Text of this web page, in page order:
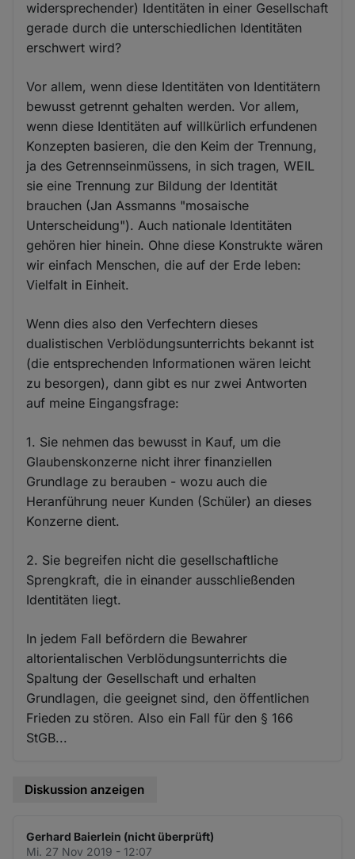
widersprechender) Identitäten in einer Gesellschaft
gerade durch die unterschiedlichen Identitäten
erschwert wird?
Vor allem, wenn diese Identitäten von Identitätern
bewusst getrennt gehalten werden. Vor allem,
wenn diese Identitäten auf willkürlich erfundenen
Konzepten basieren, die den Keim der Trennung,
ja des Getrennseinmüssens, in sich tragen, WEIL
sie eine Trennung zur Bildung der Identität
brauchen (Jan Assmanns "mosaische
Unterscheidung"). Auch nationale Identitäten
gehören hier hinein. Ohne diese Konstrukte wären
wir einfach Menschen, die auf der Erde leben:
Vielfalt in Einheit.
Wenn dies also den Verfechtern dieses
dualistischen Verblödungsunterrichts bekannt ist
(die entsprechenden Informationen wären leicht
zu besorgen), dann gibt es nur zwei Antworten
auf meine Eingangsfrage:
1. Sie nehmen das bewusst in Kauf, um die
Glaubenskonzerne nicht ihrer finanziellen
Grundlage zu berauben - wozu auch die
Heranführung neuer Kunden (Schüler) an dieses
Konzerne dient.
2. Sie begreifen nicht die gesellschaftliche
Sprengkraft, die in einander ausschließenden
Identitäten liegt.
In jedem Fall befördern die Bewahrer
altorientalischen Verblödungsunterrichts die
Spaltung der Gesellschaft und erhalten
Grundlagen, die geeignet sind, den öffentlichen
Frieden zu stören. Also ein Fall für den § 166
StGB...
Diskussion anzeigen
Gerhard Baierlein (nicht überprüft)
Mi. 27 Nov 2019 - 12:07